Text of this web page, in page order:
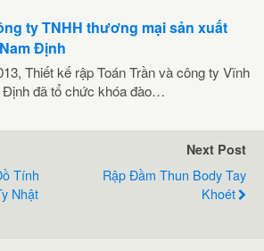
ty TNHH thương mại sản xuất
Định
Thiết kế rập Toán Trần và công ty Vĩnh
Định đã tổ chức khóa đào…
Tính
Nhật
Next Post
Rập Đầm Thun Body Tay
Khoét